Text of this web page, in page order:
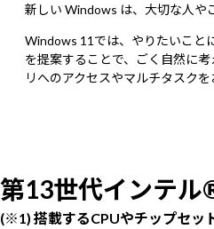
新しい Windows は、大切な人や
Windows 11では、やりたいこと
を提案することで、ごく自然に
リへのアクセスやマルチタスク
第13世代インテ
(※1) 搭載するCPUやチップセッ